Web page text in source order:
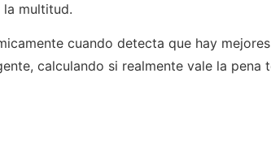
multitud.
cuando detecta que hay
calculando si realmente vale la pena